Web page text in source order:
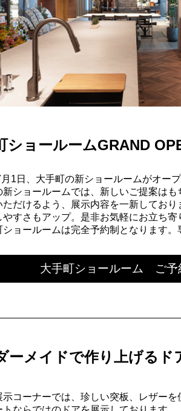
ショールームGRAND
1日、大手町の新ショールームがオープ
新ショールームでは、新しいご提案は
ただけるよう、展示内容を一新してお
やすさもアップ。是非お気軽にお立ち寄
ョールームは完全予約制となります。
大手町ショールーム ご
ーメイドで作り上げるド
示コーナーでは、珍しい突板、レザー